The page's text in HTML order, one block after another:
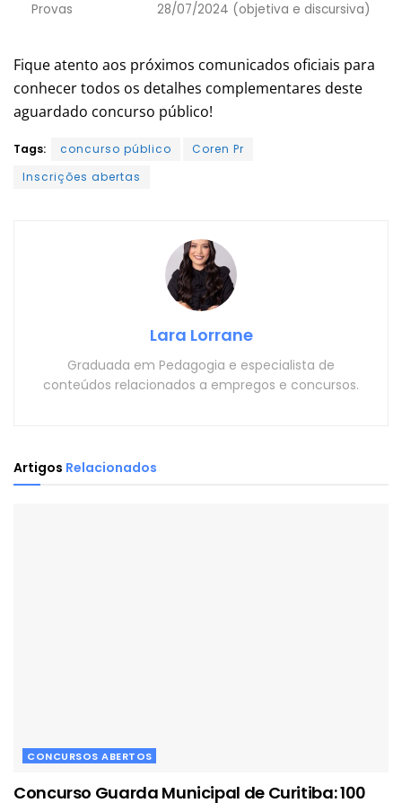
Provas
28/07/2024 (objetiva e discursiva)
Fique atento aos próximos comunicados oficiais para
conhecer todos os detalhes complementares deste
aguardado concurso público!
Tags: concurso público
Coren Pr
Inscrições abertas
Lara Lorrane
Graduada em Pedagogia e especialista de
conteúdos relacionados a empregos e concursos.
Artigos Relacionados
CONCURSOS ABERTOS
Concurso Guarda Municipal de Curitiba: 100